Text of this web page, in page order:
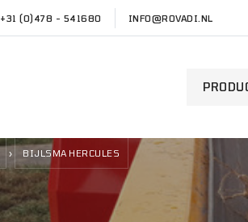
+31 (0)478 - 541680 INFO@ROVADI.NL
› BIJLSMA HERCULES